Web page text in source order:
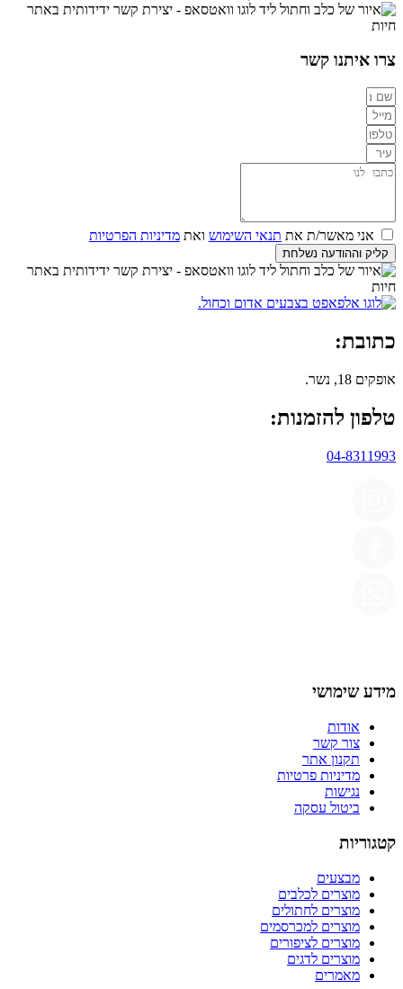
צרו איתנו קשר
אני מאשר/ת את תנאי השימוש ואת מדיניות הפרטיות
קליק וההודעה נשלחת
כתובת:
אופקים 18, נשר.
טלפון להזמנות:
04-8311993
מידע שימושי
אודות
צור קשר
תקנון אתר
מדיניות פרטיות
נגישות
ביטול עסקה
קטגוריות
מבצעים
מוצרים לכלבים
מוצרים לחתולים
מוצרים למכרסמים
מוצרים לציפורים
מוצרים לדגים
מאמרים